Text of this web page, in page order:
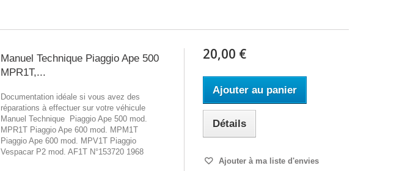
Manuel Technique Piaggio Ape 500
MPR1T,...
Documentation idéale si vous avez des
réparations à effectuer sur votre véhicule
Manuel Technique Piaggio Ape 500 mod.
MPR1T Piaggio Ape 600 mod. MPM1T
Piaggio Ape 600 mod. MPV1T Piaggio
Vespacar P2 mod. AF1T N°153720 1968
20,00 €
Ajouter au panier
Détails
Ajouter à ma liste d'envies